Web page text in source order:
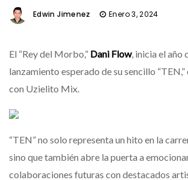
Edwin Jimenez Enero 3, 2024
El “Rey del Morbo,” Dani Flow, inicia el año
lanzamiento esperado de su sencillo
con Uzielito Mix.
“TEN” no solo representa un hito en la
sino que también abre la puerta a
colaboraciones futuras con destacados